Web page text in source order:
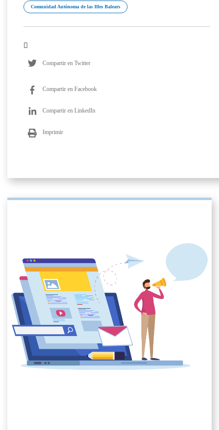
Comunidad Autónoma de las Illes Balears
Compartir en Twitter
Compartir en Facebook
Compartir en LinkedIn
Imprimir